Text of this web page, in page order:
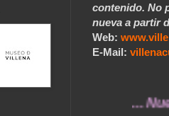
contenido. No
nueva a partir
Web:
E-Mail:
... Nuestros